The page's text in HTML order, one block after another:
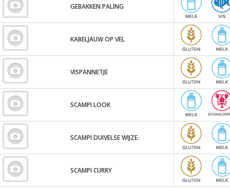
GEBAKKEN PALING
KABELJAUW OP VEL
VISPANNETJE
SCAMPI LOOK
SCAMPI DUIVELSE WIJZE
SCAMPI CURRY